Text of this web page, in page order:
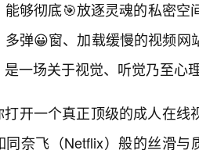
能够彻底🎯放逐灵魂的私密
多弹😀窗、加载缓慢的视频
是一场关于视觉、听觉乃至心
打开一个真正顶级的成人在
同奈飞（Netflix）般的丝滑